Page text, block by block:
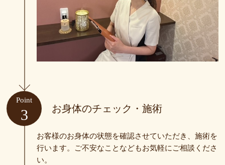
Point
3 お身体のチェック・施術
お客様のお身体の状態を確認させていただき、施術を
行います。ご不安なことなどもお気軽にご相談くださ
い。